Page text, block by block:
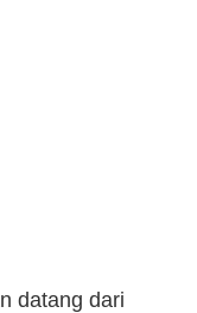
datang dari